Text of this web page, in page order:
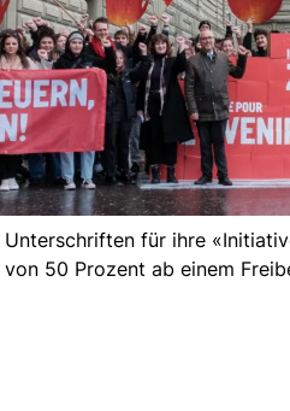
für ihre
von 50 Prozent ab einem